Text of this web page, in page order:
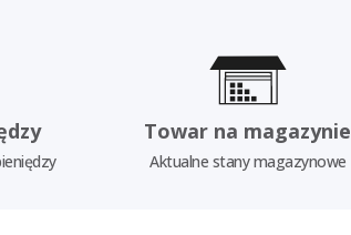
Towar na magazynie
Aktualne stany magazynowe